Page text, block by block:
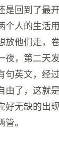
是回到了最
人的生活用
放他们走，
夜，第二天
句英文，经
由了，这就
好无缺的出
。